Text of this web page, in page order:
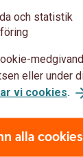
kontor så
och statistik
eller under
vi cookies.
alla cookies